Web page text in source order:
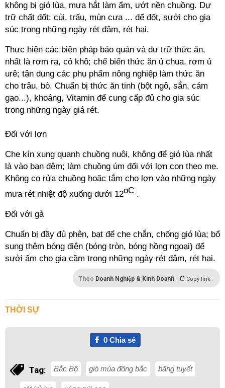
không bị gió lùa, mưa hắt làm ẩm, ướt nền chuồng. Dự
trữ chất đốt: củi, trấu, mùn cưa ... để đốt, sưởi cho gia
súc trong những ngày rét đậm, rét hại.
Thực hiện các biện pháp bảo quản và dự trữ thức ăn,
nhất là rơm rạ, cỏ khô; chế biến thức ăn ủ chua, rơm ủ
urê; tận dụng các phụ phẩm nông nghiệp làm thức ăn
cho trâu, bò. Chuẩn bị thức ăn tinh (bột ngô, sắn, cám
gạo...), khoáng, Vitamin để cung cấp đủ cho gia súc
trong những ngày giá rét.
Đối với lợn
Che kín xung quanh chuồng nuôi, không để gió lùa nhất
là vào ban đêm; làm chuồng úm đối với lợn con theo mẹ.
Không cọ rửa chuồng hoặc tắm cho lợn vào những ngày
mưa rét nhiệt độ xuống dưới 12oC .
Đối với gà
Chuẩn bị đầy đủ phên, bạt để che chắn, chống gió lùa; bổ
sung thêm bóng điện (bóng tròn, bóng hồng ngoại) để
sưởi ấm cho gia cầm trong những ngày rét đậm, rét hại.
Theo Doanh Nghiệp & Kinh Doanh Copy link
THỜI SỰ
0Chia sẻ
Tag: Bắc Bộ gió mùa đông bắc băng tuyết